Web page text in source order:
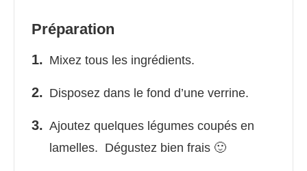
Préparation
Mixez tous les ingrédients.
Disposez dans le fond d’une verrine.
Ajoutez quelques légumes coupés en
lamelles. Dégustez bien frais 🙂